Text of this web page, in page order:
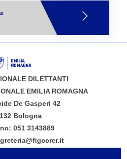
DILETTANTI
EMILIA ROMAGNA
De Gasperi 42